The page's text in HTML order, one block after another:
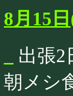
8月15
出張2
朝メシ